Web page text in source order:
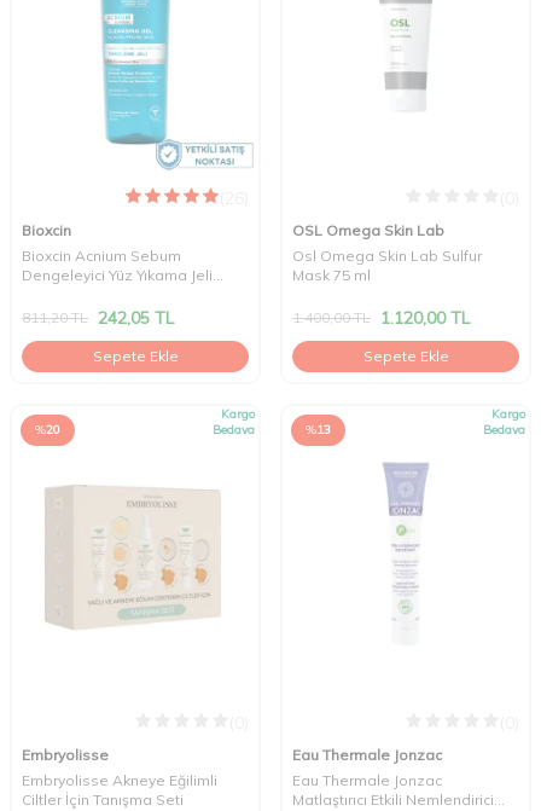
Bioxcin
Bioxcin Acnium Sebum
Dengeleyici Yüz Yıkama Jeli
811,20TL 242,05 TL
Sepete Ekle
OSL Omega Skin Lab
Osl Omega Skin Lab Sulfur
Mask 75 ml
1.400,00TL 1.120,00TL
Sepete Ekle
%20
Kargo
Bedava
Embryolisse
Embryolisse Akneye Eğilimli
Ciltler İçin Tanışma Seti
%13
Kargo
Bedava
Eau Thermale Jonzac
Eau Thermale Jonzac
Matlaştırıcı Etkili Nemlendirici